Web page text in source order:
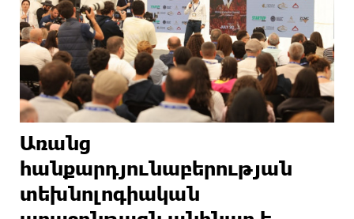
Առանց
հանքարդյունաբերության
տեխնոլոգիական